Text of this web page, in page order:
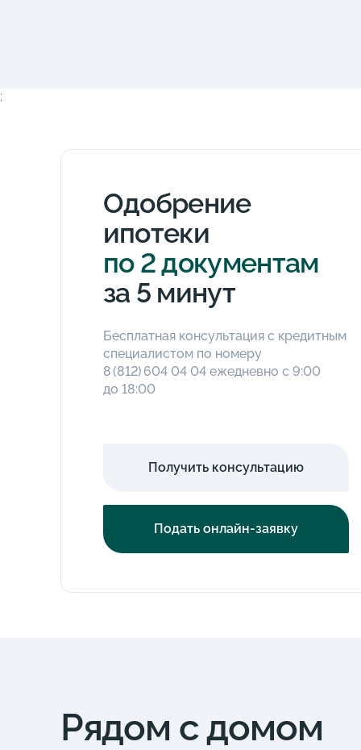
;
Одобрение
ипотеки
по 2 документам
за 5 минут
Бесплатная консультация с кредитным
специалистом по номеру
8 (812) 604 04 04ежедневно с 9:00
до 18:00
Получить консультацию
Подать онлайн-заявку
Рядом с домом